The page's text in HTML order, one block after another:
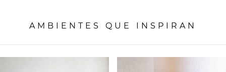
AMBIENTES QUE INSPIRAN